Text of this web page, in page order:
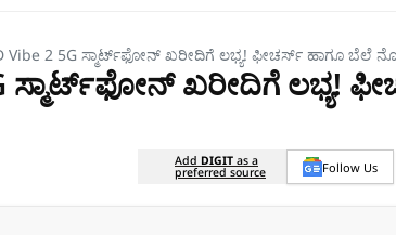
Vibe 2 5G ಸ್ಮಾರ್ಟ್‌ಫೋನ್‌ ಖರೀದಿಗೆ ಲಭ್ಯ! ಫೀಚರ್ಸ್‌ ಹಾಗೂ ಬೆಲೆ
ಸ್ಮಾರ್ಟ್‌ಫೋನ್‌ ಖರೀದಿಗೆ ಲಭ್ಯ!
Add DIGIT as a
preferred source Follow Us